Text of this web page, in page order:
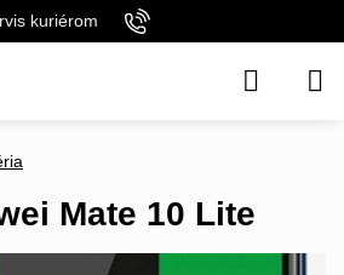
kuriérom
Mate 10 Lite